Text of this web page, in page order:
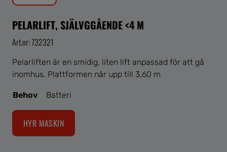
PELARLIFT, SJÄLVGGÅENDE <4 M
Art.nr: 732321
Pelarliften är en smidig, liten lift anpassad för att gå
inomhus. Plattformen når upp till 3,60 m
Behov Batteri
HYR MASKIN